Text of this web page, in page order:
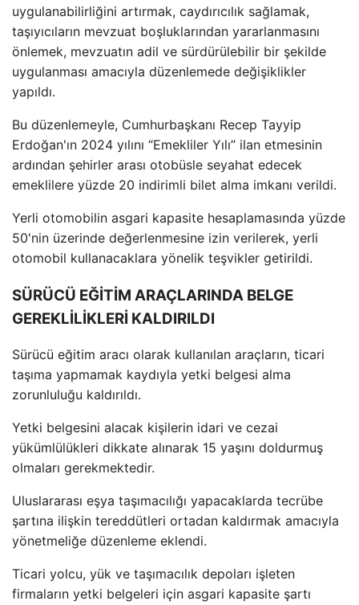
uygulanabilirliğini artırmak, caydırıcılık sağlamak,
taşıyıcıların mevzuat boşluklarından yararlanmasını
önlemek, mevzuatın adil ve sürdürülebilir bir şekilde
uygulanması amacıyla düzenlemede değişiklikler
yapıldı.
Bu düzenlemeyle, Cumhurbaşkanı Recep Tayyip
Erdoğan'ın 2024 yılını “Emekliler Yılı” ilan etmesinin
ardından şehirler arası otobüsle seyahat edecek
emeklilere yüzde 20 indirimli bilet alma imkanı verildi.
Yerli otomobilin asgari kapasite hesaplamasında yüzde
50'nin üzerinde değerlenmesine izin verilerek, yerli
otomobil kullanacaklara yönelik teşvikler getirildi.
SÜRÜCÜ EĞİTİM ARAÇLARINDA BELGE
GEREKLİLİKLERİ KALDIRILDI
Sürücü eğitim aracı olarak kullanılan araçların, ticari
taşıma yapmamak kaydıyla yetki belgesi alma
zorunluluğu kaldırıldı.
Yetki belgesini alacak kişilerin idari ve cezai
yükümlülükleri dikkate alınarak 15 yaşını doldurmuş
olmaları gerekmektedir.
Uluslararası eşya taşımacılığı yapacaklarda tecrübe
şartına ilişkin tereddütleri ortadan kaldırmak amacıyla
yönetmeliğe düzenleme eklendi.
Ticari yolcu, yük ve taşımacılık depoları işleten
firmaların yetki belgeleri için asgari kapasite şartı